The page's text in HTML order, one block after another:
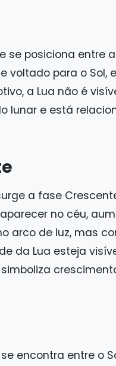
se posiciona entre
voltado para o
a Lua não é
lunar e está
a fase
no céu,
arco de luz, mas
da Lua esteja
encontra entre o